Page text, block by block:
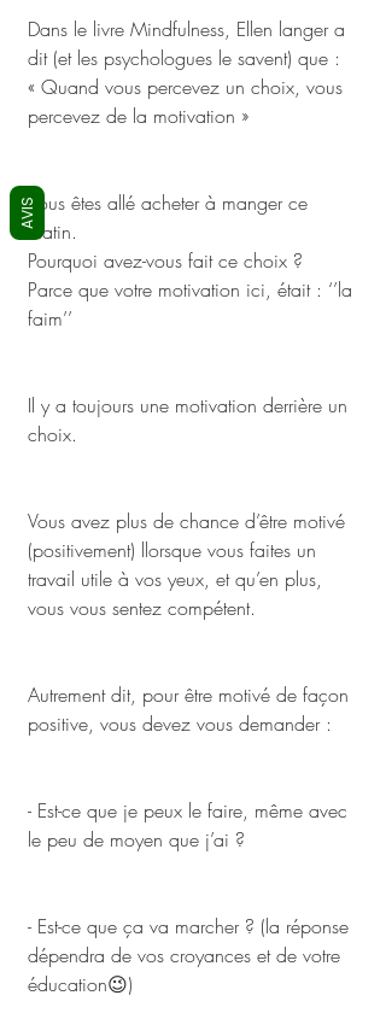
Dans le livre Mindfulness, Ellen langer a
dit (et les psychologues le savent) que :
« Quand vous percevez un choix, vous
percevez de la motivation »
Vous êtes allé acheter à manger ce
matin.
Pourquoi avez-vous fait ce choix ?
Parce que votre motivation ici, était : ‘’la
faim’’
Il y a toujours une motivation derrière un
choix.
Vous avez plus de chance d’être motivé
(positivement) llorsque vous faites un
travail utile à vos yeux, et qu’en plus,
vous vous sentez compétent.
Autrement dit, pour être motivé de façon
positive, vous devez vous demander :
- Est-ce que je peux le faire, même avec
le peu de moyen que j’ai ?
- Est-ce que ça va marcher ? (la réponse
dépendra de vos croyances et de votre
éducation😉)
AVIS